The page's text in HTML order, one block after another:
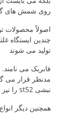
روی شمش های گداخته تا بیش از
اصولاً محصولات
چندین ایستگاه
تولید می شوند
مدنظر قرار می
نبشی st52 را نیز به صورت فابریک تولید نمود.